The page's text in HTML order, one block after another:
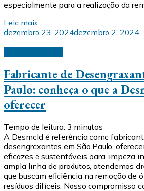
especialmente para a realização da
Leia mais
dezembro 23, 2024dezembro 2, 2024
Fabricante de
Paulo: conheça o que a
oferecer
Tempo de leitura: 3 minutos
A Desmold é referência como
desengraxantes em São Paulo,
eficazes e sustentáveis para limpeza
ampla linha de produtos, atendemos
que buscam eficiência na remoção de
resíduos difíceis. Nosso compromisso